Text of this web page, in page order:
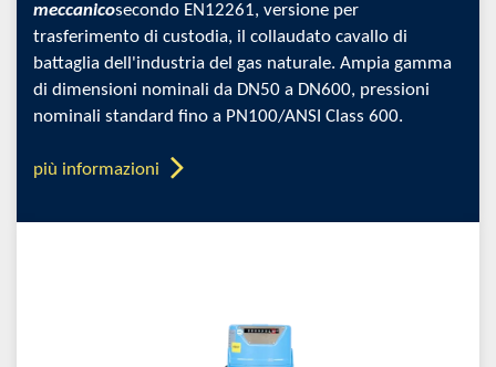
meccanicosecondo EN12261, versione per
trasferimento di custodia, il collaudato cavallo di
battaglia dell'industria del gas naturale. Ampia gamma
di dimensioni nominali da DN50 a DN600, pressioni
nominali standard fino a PN100/ANSI Class 600.
più informazioni